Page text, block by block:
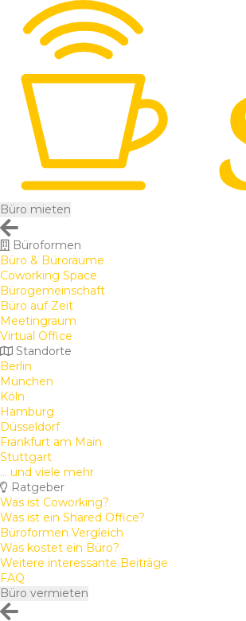
Büro mieten
Büroformen
Büro & Büroräume
Coworking Space
Bürogemeinschaft
Büro auf Zeit
Meetingraum
Virtual Office
Standorte
Berlin
München
Köln
Hamburg
Düsseldorf
Frankfurt am Main
Stuttgart
... und viele mehr
Ratgeber
Was ist Coworking?
Was ist ein Shared Office?
Büroformen Vergleich
Was kostet ein Büro?
Weitere interessante Beiträge
FAQ
Büro vermieten